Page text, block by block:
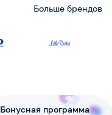
Больше брендов
Бонусная программа